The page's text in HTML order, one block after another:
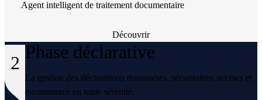
Agent intelligent de traitement documentaire
Découvrir
2
Phase déclarative
La gestion des déclarations douanières, sécuritaires, accises et
e-commerce en toute sérénité.